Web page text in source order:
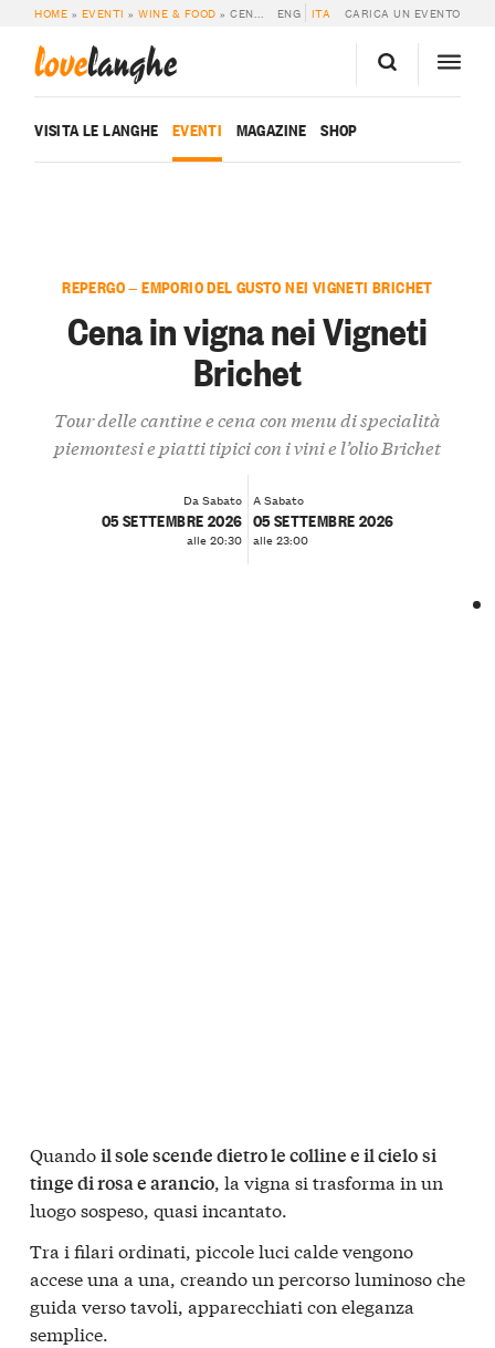
HOME » EVENTI »WINE & FOOD »CENA IN VIGNA NEI VIGNETI BRICHET ENG ITA CARICA UN EVENTO
lovelanghe
VISITA LE LANGHE EVENTI MAGAZINE SHOP
REPERGO — EMPORIO DEL GUSTO NEI VIGNETI BRICHET
Cena in vigna nei Vigneti
Brichet
Tour delle cantine e cena con menu di specialità
piemontesi e piatti tipici con i vini e l’olio Brichet
Da Sabato
05 SETTEMBRE 2026
alle 20:30
A Sabato
05 SETTEMBRE 2026
alle 23:00
Quandoil sole scende dietro le colline e il cielosi
tinge di rosa e arancio, la vigna si trasforma in un
luogo sospeso, quasi incantato.
Tra i filari ordinati, piccole luci calde vengono
accese una a una, creando un percorso luminoso che
guida verso tavoli, apparecchiati con eleganza
semplice.